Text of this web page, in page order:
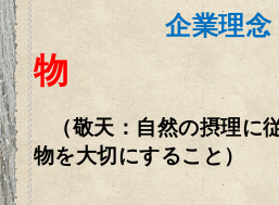
企業理念
物
（敬天：自然の摂理に
物を大切にすること）